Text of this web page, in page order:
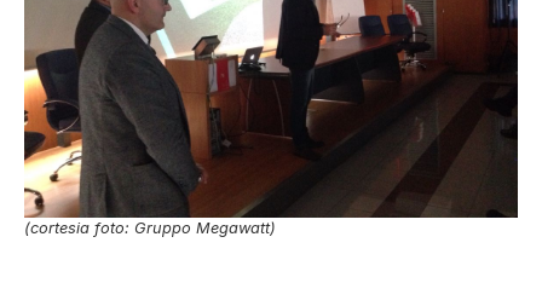
(cortesia foto: Gruppo Megawatt)